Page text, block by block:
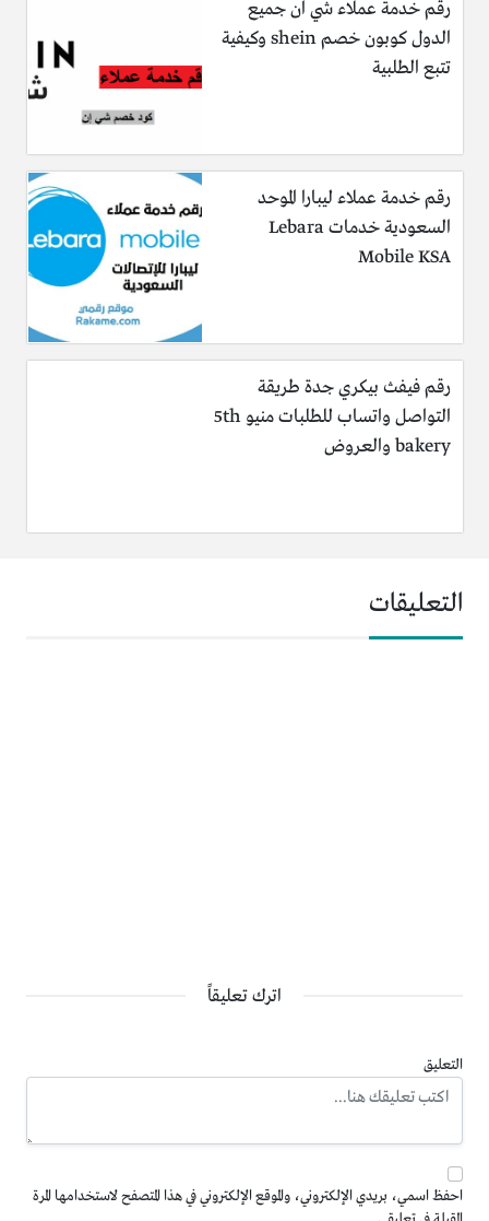
رقم خدمة عملاء شي ان جميع
الدول كوبون خصم shein وكيفية
تتبع الطلبية
رقم خدمة عملاء ليبارا الموحد
السعودية خدمات Lebara
Mobile KSA
رقم فيفث بيكري جدة طريقة
التواصل واتساب للطلبات منيو 5th
bakery والعروض
التعليقات
اترك تعليقاً
التعليق
احفظ اسمي، بريدي الإلكتروني، والموقع الإلكتروني في هذا المتصفح لاستخدامها المرة